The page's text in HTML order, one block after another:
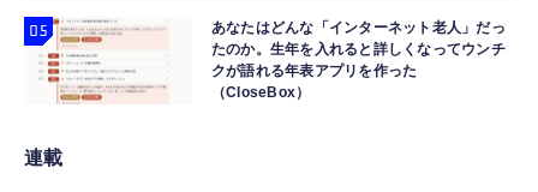
あなたはどんな「インターネット老人」だっ
たのか。生年を入れると詳しくなってウンチ
クが語れる年表アプリを作った
（CloseBox）
連載